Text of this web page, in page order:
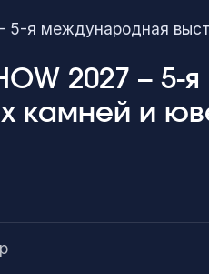
5-я международная
SHOW 2027 –
камней и